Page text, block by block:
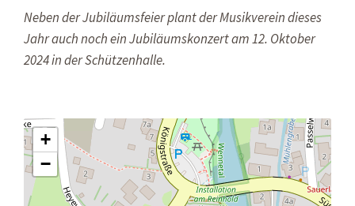
Neben der Jubiläumsfeier plant der Musikverein dieses
Jahr auch noch ein Jubiläumskonzert am 12. Oktober
2024 in der Schützenhalle.
+
−